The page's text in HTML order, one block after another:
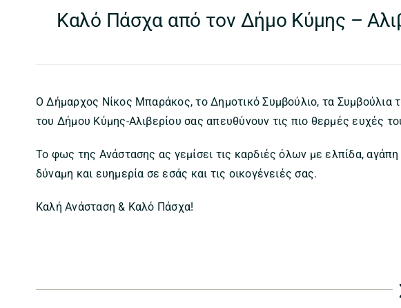
Καλό Πάσχα από τον Δήμο Κύμης –
Ο Δήμαρχος Νίκος Μπαράκος, το Δημοτικό Συμβούλιο, τα Συμβούλια
του Δήμου Κύμης-Αλιβερίου σας απευθύνουν τις πιο θερμές ευχές
Το φως της Ανάστασης ας γεμίσει τις καρδιές όλων με ελπίδα, αγάπη
δύναμη και ευημερία σε εσάς και τις οικογένειές σας.
Καλή Ανάσταση & Καλό Πάσχα!